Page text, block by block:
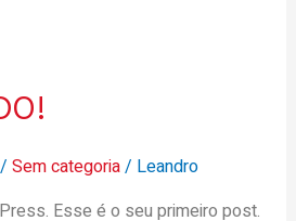
/ Sem categoria/ Leandro
Esse é o seu primeiro post.